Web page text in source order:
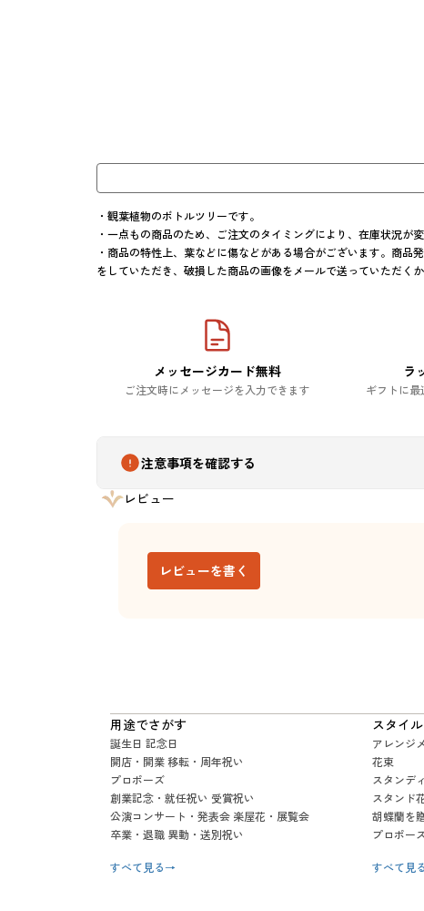
・観葉植物のボトルツリーです。
・一点もの商品のため、ご注文のタイミングにより、在庫状況が
・商品の特性上、葉などに傷などがある場合がございます。商
をしていただき、破損した商品の画像をメールで送っていただく
メッセージカード無料
ご注文時にメッセージを入力できます
ラ
ギフトに最
注意事項を確認する
レビュー
レビューを書く
用途でさがす
誕生日 記念日
開店・開業 移転・周年祝い
プロポーズ
創業記念・就任祝い 受賞祝い
公演コンサート・発表会 楽屋花・展覧会
卒業・退職 異動・送別祝い
すべて見る →
スタイ
アレンジ
花束
スタンデ
スタンド
胡蝶蘭を
プロポー
すべて見る